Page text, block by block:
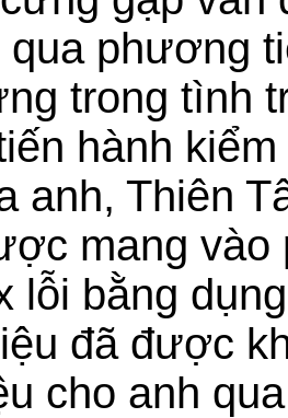
qua phương
trong tình
hành
anh, Thiên
mang vào
lỗi bằng
đã được
cho anh